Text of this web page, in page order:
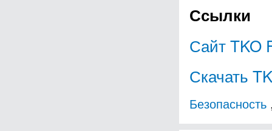
Ссылки
Сайт TKO
Скачать
Безопасность